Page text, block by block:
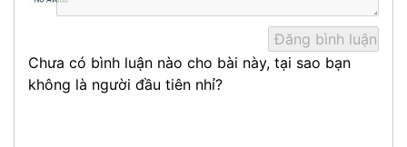
Chưa có bình luận nào cho bài này, tại sao bạn
không là người đầu tiên nhỉ?